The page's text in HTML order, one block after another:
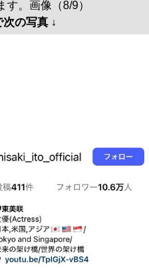
す。画像（8/9）
次の写真 ↓